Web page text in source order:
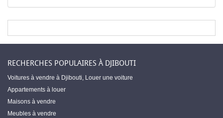
RECHERCHES POPULAIRES À DJIBOUTI
Voitures à vendre à Djibouti, Louer une voiture
Appartements à louer
Maisons à vendre
Meubles à vendre